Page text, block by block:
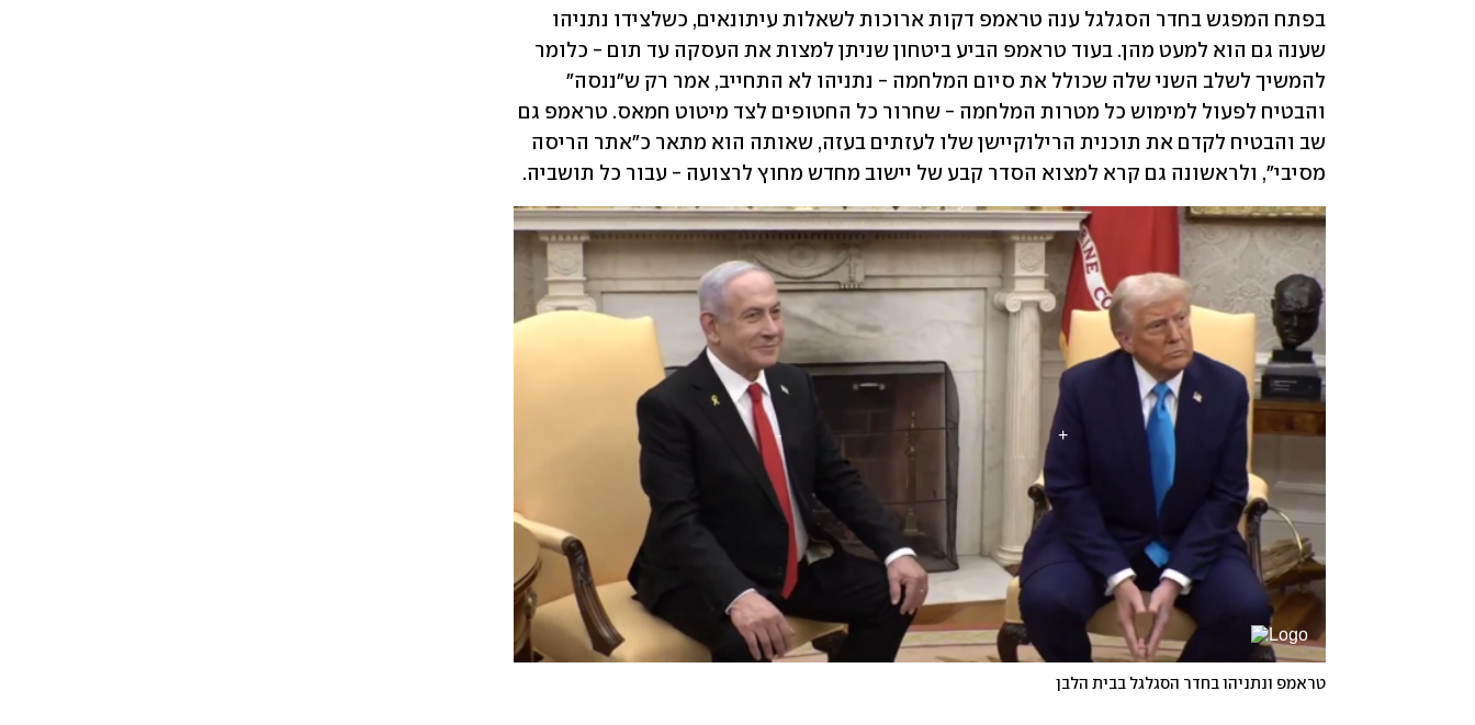
מסיבי", ולראשונה גם קרא למצוא הסדר קבע של יישוב מחדש מחוץ לרצועה - עבור כל תושביה.
טראמפ ונתניהו בחדר הסגלגל בבית הלבן